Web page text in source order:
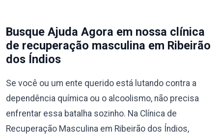
Busque Ajuda Agora em nossa clínica
de recuperação masculina em Ribeirão
dos Índios
Se você ou um ente querido está lutando contra a
dependência química ou o alcoolismo, não precisa
enfrentar essa batalha sozinho. Na Clínica de
Recuperação Masculina em Ribeirão dos Índios,